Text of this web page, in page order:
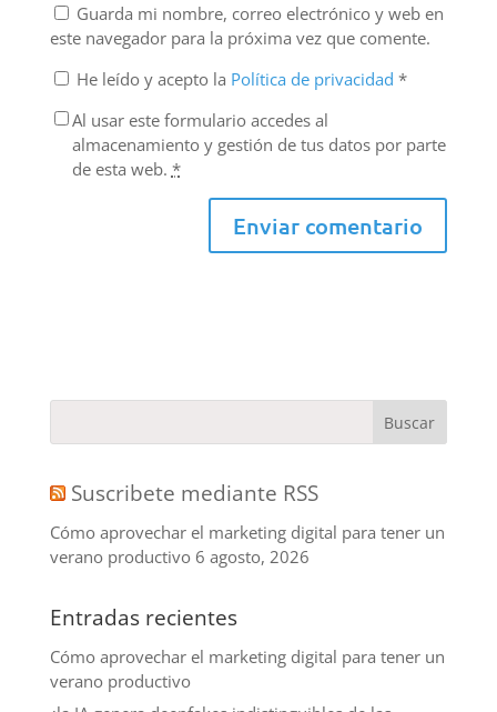
Guarda mi nombre, correo electrónico y web en
este navegador para la próxima vez que comente.
He leído y acepto la Política de privacidad *
Al usar este formulario accedes al
almacenamiento y gestión de tus datos por parte
de esta web. *
Suscribete mediante RSS
Cómo aprovechar el marketing digital para tener un
verano productivo 6 agosto, 2026
Entradas recientes
Cómo aprovechar el marketing digital para tener un
verano productivo